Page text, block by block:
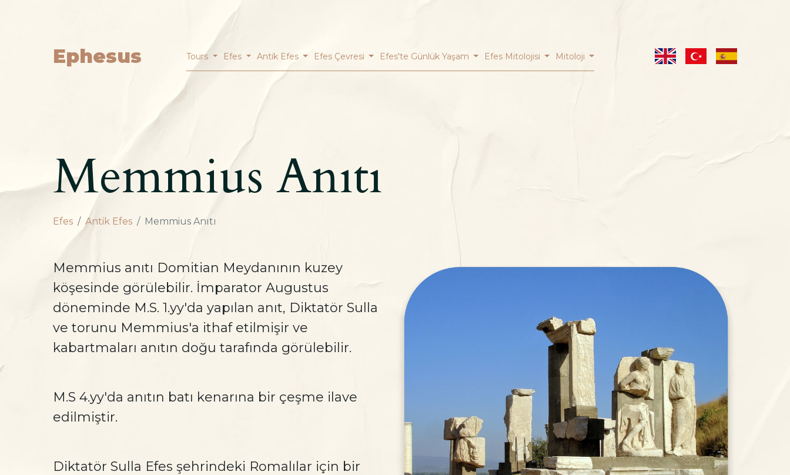
Ephesus Tours Efes Antik Efes Efes Çevresi Efes'te Günlük Yaşam Efes Mitolojisi Mitoloji
Memmius Anıtı
Efes Antik Efes Memmius Anıtı
Memmius anıtı Domitian Meydanının kuzey
köşesinde görülebilir. İmparator Augustus
döneminde M.S. 1.yy'da yapılan anıt, Diktatör Sulla
ve torunu Memmius'a ithaf etilmişir ve
kabartmaları anıtın doğu tarafında görülebilir.
M.S 4.yy'da anıtın batı kenarına bir çeşme ilave
edilmiştir.
Diktatör Sulla Efes şehrindeki Romalılar için bir